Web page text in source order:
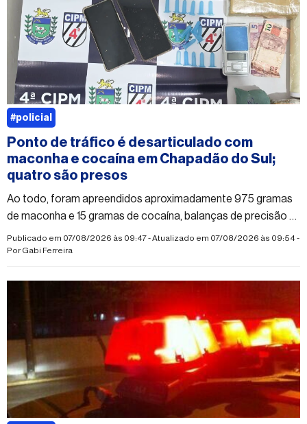
Ponto de tráfico é desarticulado com
maconha e cocaína em Chapadão do Sul;
quatro são presos
Ao todo, foram apreendidos aproximadamente 975 gramas
de maconha e 15 gramas de cocaína, balanças de precisão e
dinheiro
Publicado em 07/08/2026 às 09:47 - Atualizado em 07/08/2026 às 09:54 -
PorGabi Ferreira
#policial